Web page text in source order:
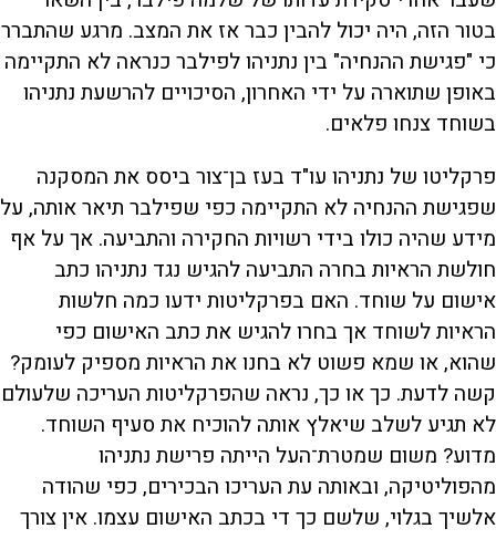
בטור הזה, היה יכול להבין כבר אז את המצב. מרגע שהתברר
כי "פגישת ההנחיה" בין נתניהו לפילבר כנראה לא התקיימה
באופן שתוארה על ידי האחרון, הסיכויים להרשעת נתניהו
בשוחד צנחו פלאים.
פרקליטו של נתניהו עו"ד בעז בן־צור ביסס את המסקנה
שפגישת ההנחיה לא התקיימה כפי שפילבר תיאר אותה, על
מידע שהיה כולו בידי רשויות החקירה והתביעה. אך על אף
חולשת הראיות בחרה התביעה להגיש נגד נתניהו כתב
אישום על שוחד. האם בפרקליטות ידעו כמה חלשות
הראיות לשוחד אך בחרו להגיש את כתב האישום כפי
שהוא, או שמא פשוט לא בחנו את הראיות מספיק לעומק?
קשה לדעת. כך או כך, נראה שהפרקליטות העריכה שלעולם
לא תגיע לשלב שיאלץ אותה להוכיח את סעיף השוחד.
מדוע? משום שמטרת־העל הייתה פרישת נתניהו
מהפוליטיקה, ובאותה עת העריכו הבכירים, כפי שהודה
אלשיך בגלוי, שלשם כך די בכתב האישום עצמו. אין צורך